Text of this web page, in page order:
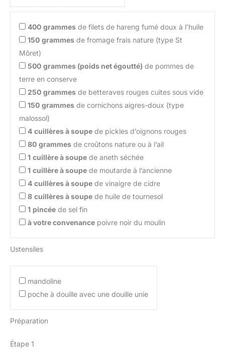
400 grammes de filets de hareng fumé doux à l’huile
150 grammes de fromage frais nature (type St
Môret)
500 grammes (poids net égoutté) de pommes de
terre en conserve
250 grammes de betteraves rouges cuites sous vide
150 grammes de cornichons aigres-doux (type
malossol)
4 cuillères à soupe de pickles d’oignons rouges
80 grammes de croûtons nature ou à l’ail
1 cuillère à soupe de aneth séchée
1 cuillère à soupe de moutarde à l’ancienne
4 cuillères à soupe de vinaigre de cidre
8 cuillères à soupe de huile de tournesol
1 pincée de sel fin
à votre convenance poivre noir du moulin
Ustensiles
mandoline
poche à douille avec une douille unie
Préparation
Étape 1